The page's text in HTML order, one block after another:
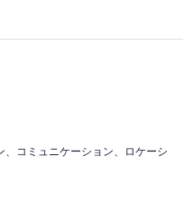
、コミュニケーション、ロケーシ